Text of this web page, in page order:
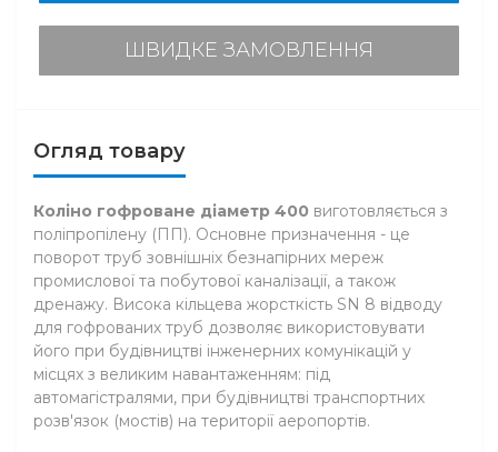
ШВИДКЕ ЗАМОВЛЕННЯ
Огляд товару
Коліно гофроване діаметр 400 виготовляється з
поліпропілену (ПП). Основне призначення - це
поворот труб зовнішніх безнапірних мереж
промислової та побутової каналізації, а також
дренажу. Висока кільцева жорсткість SN 8 відводу
для гофрованих труб дозволяє використовувати
його при будівництві інженерних комунікацій у
місцях з великим навантаженням: під
автомагістралями, при будівництві транспортних
розв'язок (мостів) на території аеропортів.